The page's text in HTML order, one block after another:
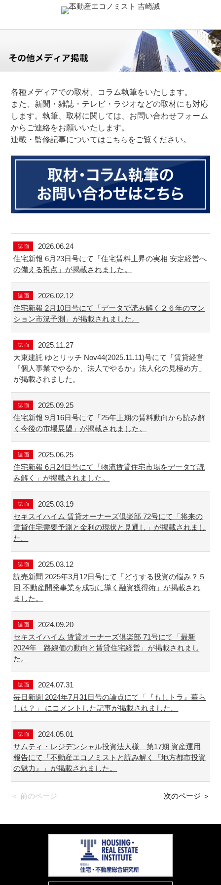
各種メディアでの取材、コラム執筆をいたします。
また、新聞・雑誌・テレビ・ラジオなどの取材にも対応
します。執筆、取材に関しては、お問い合わせフォーム
からご連絡をお願いいたします。
連載・監修記事についてはこちら をご覧ください。
誌 面
2026.06.24
住宅新報 6月23日号にて「住宅賃料上昇の実相 安定経営へ
の備える視点」が掲載されました。
誌 面
2026.02.12
住宅新報 2月10日号にて「データで読み解く２６年のマン
ション市況予測」が掲載されました。
誌 面
2025.11.27
大東建託 ゆとリッチ Nov44(2025.11.11)号にて「賃貸経営
『個人事業でやるか、法人でやるか』法人化の見極め方」
が掲載されました。
誌 面
2025.09.25
住宅新報 9月16日号にて「25年上期の賃料動向から読み解
く今後の市場展望」が掲載されました。
誌 面
2025.06.25
住宅新報 6月24日号にて「物流賃貸住宅市場をデータで読
み解く」が掲載されました。
誌 面
2025.03.19
セキスイハイム 賃貸オーナーズ倶楽部 72号にて「将来の
賃貸住宅需要予測と金利の現状と見通し」が掲載されまし
た。
誌 面
2025.03.12
読売新聞 2025年3月12日号にて「どうする投資の悩み？５
回 不動産開発事業を成功に導く融資獲得術」が掲載され
ました。
誌 面
2024.09.20
セキスイハイム 賃貸オーナーズ倶楽部 71号にて「最新
2024年 路線価の動向と賃貸住宅経営」が掲載されまし
た。
誌 面
2024.07.31
毎日新聞 2024年7月31日号の論点にて「『もしトラ』暮ら
しは？」 にコメントした記事が掲載されました。
誌 面
2024.05.01
サムティ・レジデンシャル投資法人様 第17期 資産運用
報告にて「不動産エコノミストと読み解く『地方都市投資
の魅力』」が掲載されました。
＜ 前のページ 次のページ ＞